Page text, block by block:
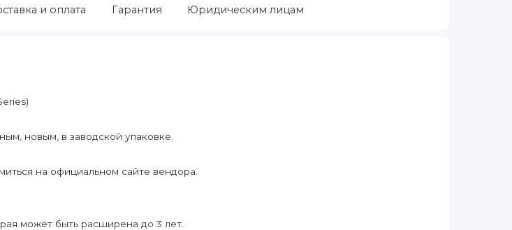
и оплата Гарантия Юридическим лицам
новым, в заводской упаковке.
на официальном сайте вендора.
может быть расширена до 3 лет.